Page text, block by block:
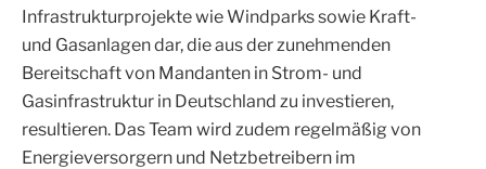
Infrastrukturprojekte wie Windparks sowie Kraft-
und Gasanlagen dar, die aus der zunehmenden
Bereitschaft von Mandanten in Strom- und
Gasinfrastruktur in Deutschland zu investieren,
resultieren. Das Team wird zudem regelmäßig von
Energieversorgern und Netzbetreibern im